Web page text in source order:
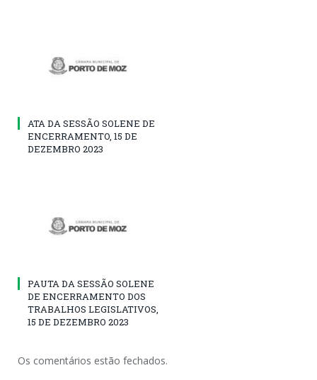
ATA DA SESSÃO SOLENE DE
ENCERRAMENTO, 15 DE
DEZEMBRO 2023
PAUTA DA SESSÃO SOLENE
DE ENCERRAMENTO DOS
TRABALHOS LEGISLATIVOS,
15 DE DEZEMBRO 2023
Os comentários estão fechados.